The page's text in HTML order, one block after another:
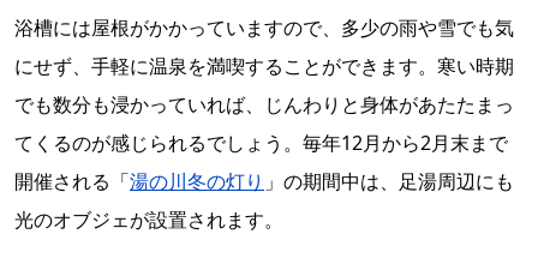
浴槽には屋根がかかっていますので、多少の雨や雪でも気
にせず、手軽に温泉を満喫することができます。寒い時期
でも数分も浸かっていれば、じんわりと身体があたたまっ
てくるのが感じられるでしょう。毎年12月から2月末まで
開催される「湯の川冬の灯り 」の期間中は、足湯周辺にも
光のオブジェが設置されます。